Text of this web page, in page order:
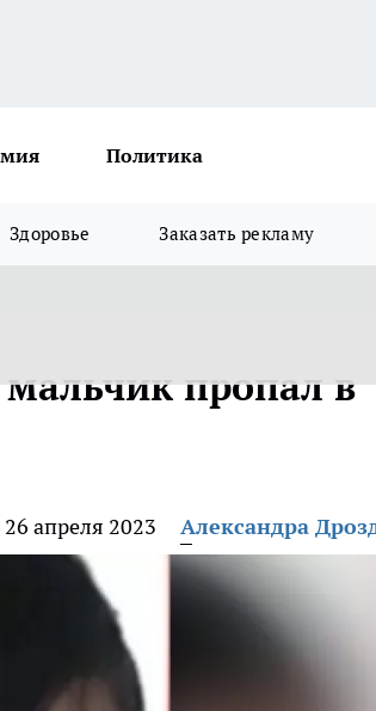
Политика
Здоровье Заказать рекламу
пропал в
26 апреля 2023 Александра